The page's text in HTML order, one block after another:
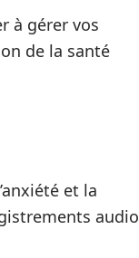
à gérer vos
de la santé
et la
audio